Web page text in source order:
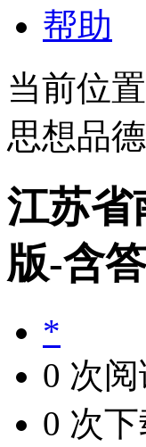
帮助
当前位置
思想品
江苏省
版-含
*
0 次
0 次下